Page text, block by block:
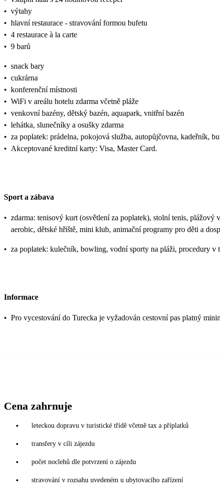
• výtahy
• hlavní restaurace - stravování formou bufetu
• 4 restaurace à la carte
• 9 barů
• snack bary
• cukrárna
• konferenční místnosti
• WiFi v areálu hotelu zdarma včetně pláže
• venkovní bazény, dětský bazén, aquapark, vnitřní bazén
• lehátka, slunečníky a osušky zdarma
• za poplatek: prádelna, pokojová služba, autopůjčovna, kadeřník,
• Akceptované kreditní karty: Visa, Master Card.
Sport a zábava
• zdarma: tenisový kurt (osvětlení za poplatek), stolní tenis,
aerobic, dětské hřiště, mini klub, animační programy pro děti a
• za poplatek: kulečník, bowling, vodní sporty na pláži, procedury v
Informace
• Pro vycestování do Turecka je vyžadován cestovní pas platný
Cena zahrnuje
leteckou dopravu v turistické třídě včetně tax a příplatků
transfery v cíli zájezdu
počet noclehů dle potvrzení o zájezdu
stravování v rozsahu uvedeném u ubytovacího zařízení